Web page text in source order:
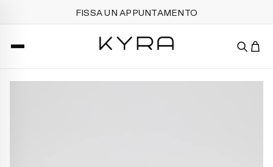
FISSA UN APPUNTAMENTO